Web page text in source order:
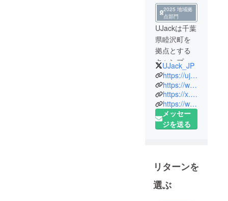
2025 地域拠
点部門
UJackは千葉
県睦沢町を
拠点とする
キャンプ用
品メーカー
です。
「キャンプ
のあたらし
いカタチ」
を合言葉
いモノづく
りと熱量あ
ふれるコ
UJack_JP
https://ujack.co.jp/
https://www.youtube.com/@UJackchannel
https://x.com/UJack_JP
https://www.instagram.com/ujack.co.ltd
メッセー
ジを送る
リターンを
選ぶ